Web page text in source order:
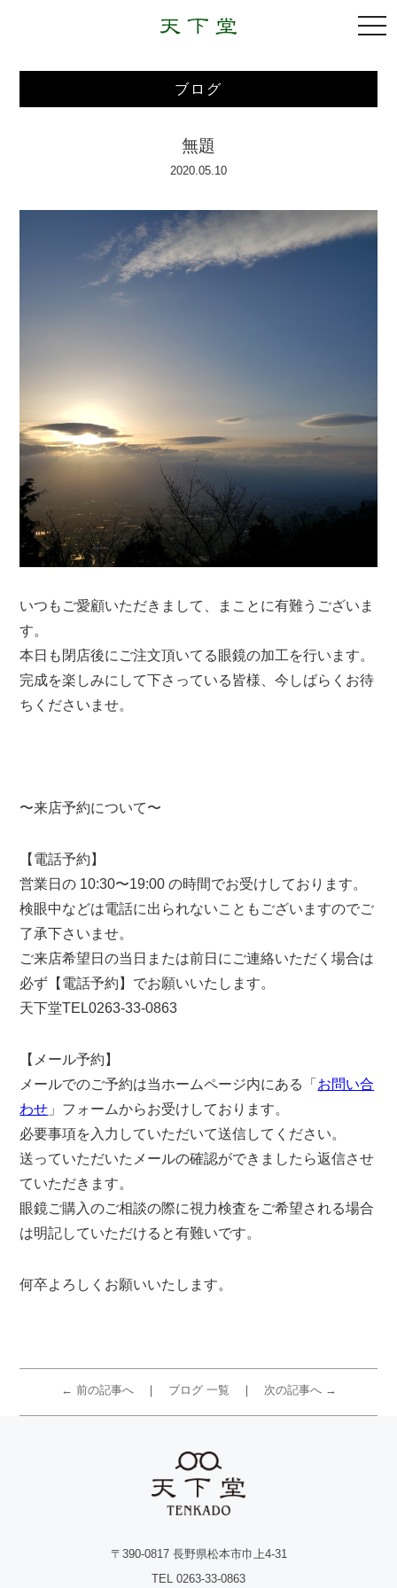
ブログ
無題
2020.05.10
いつもご愛顧いただきまして、まことに有難うございま
す。
本日も閉店後にご注文頂いてる眼鏡の加工を行います。
完成を楽しみにして下さっている皆様、今しばらくお待
ちくださいませ。
〜来店予約について〜
【電話予約】
営業日の 10:30〜19:00 の時間でお受けしております。
検眼中などは電話に出られないこともございますのでご
了承下さいませ。
ご来店希望日の当日または前日にご連絡いただく場合は
必ず【電話予約】でお願いいたします。
天下堂TEL0263-33-0863
【メール予約】
メールでのご予約は当ホームページ内にある「 お問い合
わせ 」フォームからお受けしております。
必要事項を入力していただいて送信してください。
送っていただいたメールの確認ができましたら返信させ
ていただきます。
眼鏡ご購入のご相談の際に視力検査をご希望される場合
は明記していただけると有難いです。
何卒よろしくお願いいたします。
← 前の記事へ ブログ 一覧 次の記事へ →
〒390-0817 長野県松本市巾上4-31
TEL 0263-33-0863